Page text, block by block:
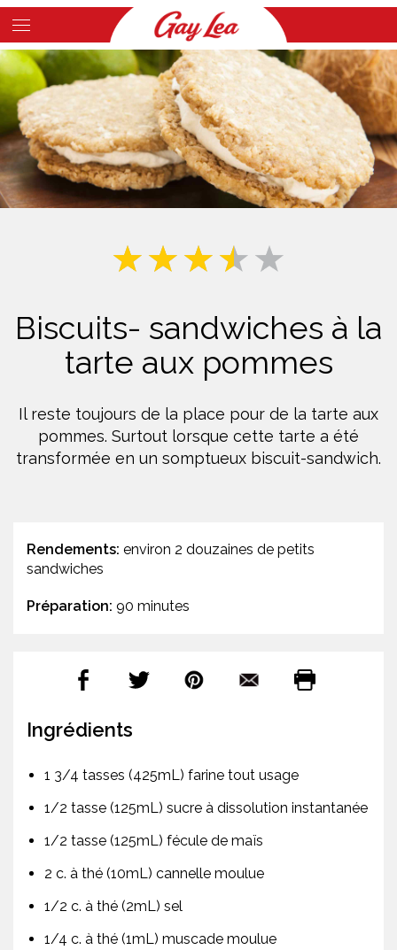
Skip
to
main
content
Main
Content
Biscuits- sandwiches à la
tarte aux pommes
Il reste toujours de la place pour de la tarte aux
pommes. Surtout lorsque cette tarte a été
transformée en un somptueux biscuit-sandwich.
Rendements: environ 2 douzaines de petits
sandwiches
Préparation: 90 minutes
Ingrédients
1 3/4 tasses (425mL) farine tout usage
1/2 tasse (125mL) sucre à dissolution instantanée
1/2 tasse (125mL) fécule de maïs
2 c. à thé (10mL) cannelle moulue
1/2 c. à thé (2mL) sel
1/4 c. à thé (1mL) muscade moulue